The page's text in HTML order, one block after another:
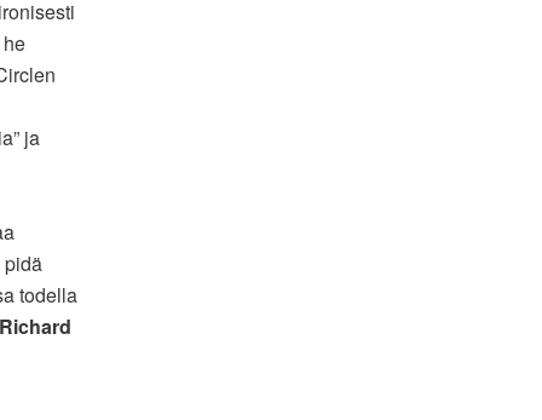
ja
pidä
todella
Richard